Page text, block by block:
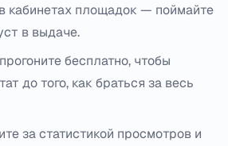
кабинетах площадок — поймайте
в выдаче.
бесплатно, чтобы
до того, как браться за весь
за статистикой просмотров и